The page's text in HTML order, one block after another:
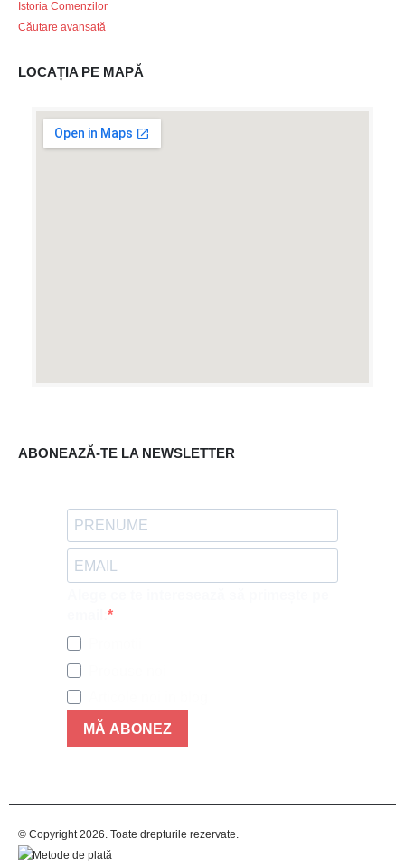
Istoria Comenzilor
Căutare avansată
LOCAȚIA PE MAPĂ
ABONEAZĂ-TE LA NEWSLETTER
MĂ ABONEZ
© Copyright 2026. Toate drepturile rezervate.